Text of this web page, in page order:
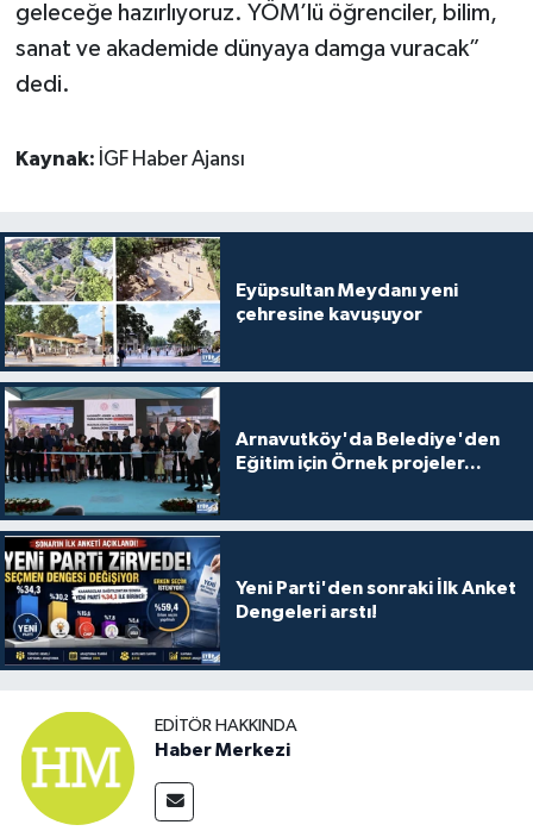
geleceğe hazırlıyoruz. YÖM’lü öğrenciler, bilim,
sanat ve akademide dünyaya damga vuracak”
dedi.
Kaynak: İGF Haber Ajansı
Eyüpsultan Meydanı yeni
çehresine kavuşuyor
Arnavutköy'da Belediye'den
Eğitim için Örnek projeler...
Yeni Parti'den sonraki İlk Anket
Dengeleri arstı!
EDITÖR HAKKINDA
Haber Merkezi